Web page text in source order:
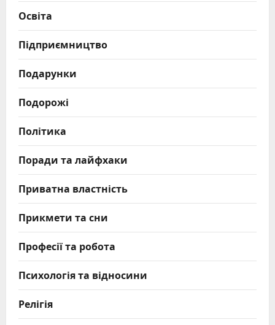
Освіта
Підприємництво
Подарунки
Подорожі
Політика
Поради та лайфхаки
Приватна властність
Прикмети та сни
Професії та робота
Психологія та відносини
Релігія